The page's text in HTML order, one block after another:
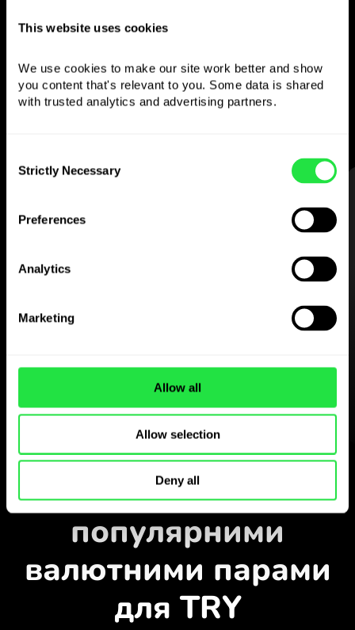
This website uses cookies
We use cookies to make our site work better and show
you content that's relevant to you. Some data is shared
with trusted analytics and advertising partners.
Selection
Strictly Necessary
Preferences
Analytics
Marketing
Allow all
Allow selection
Deny all
так, як Вам зручно
Надсилайте гроші за кордон,
знімайте з банкоматів без
застосунок
безкоштовно
Завантажте застосунок
і зареєструйтесь за кілька
хвилин.
Обміняти у застосунку
Стежте за
популярними
валютними парами
для TRY